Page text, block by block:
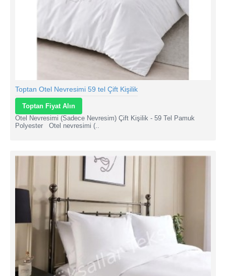
Toptan Otel Nevresimi 59 tel Çift Kişilik
Toptan Fiyat Alın
Otel Nevresimi (Sadece Nevresim) Çift Kişilik - 59 Tel Pamuk
Polyester Otel nevresimi (..